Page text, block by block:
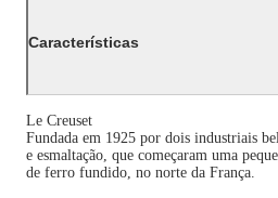
Características
Le Creuset
Fundada em 1925 por dois industriais
e esmaltação, que começaram uma
de ferro fundido, no norte da França.